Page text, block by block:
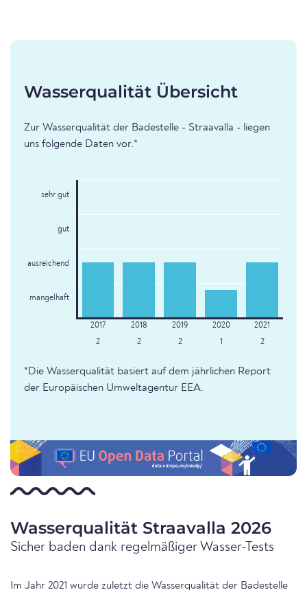
Wasserqualität Übersicht
Zur Wasserqualität der Badestelle - Straavalla - liegen
uns folgende Daten vor.*
sehr gut
gut
ausreichend
mangelhaft
2 2 2 1 2
*Die Wasserqualität basiert auf dem jährlichen Report
der Europäischen Umweltagentur EEA.
Wasserqualität Straavalla 2026
Sicher baden dank regelmäßiger Wasser-Tests
Im Jahr 2021 wurde zuletzt die Wasserqualität der Badestelle